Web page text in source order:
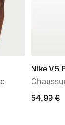
Nike V5
54,99 €
54,99 €